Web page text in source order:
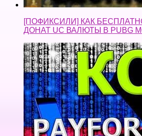
[ПОФИКСИЛИ] КАК
ДОНАТ UC ВАЛЮТЫ В PUBG